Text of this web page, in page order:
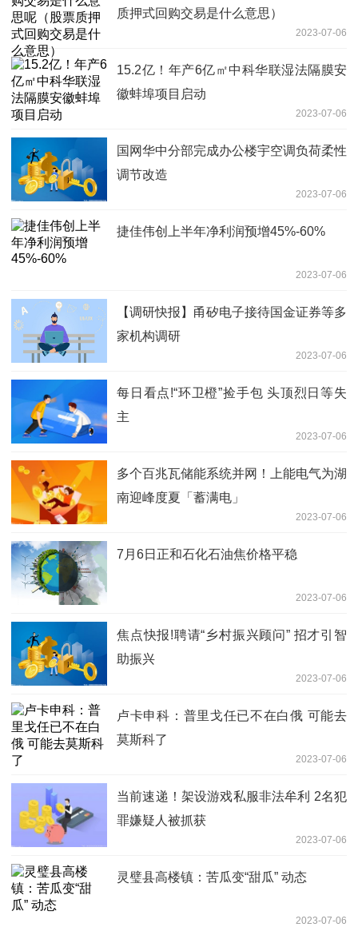
质押式回购交易是什么意思）
2023-07-06
15.2亿！年产6亿㎡中科华联湿法隔膜安
徽蚌埠项目启动
2023-07-06
国网华中分部完成办公楼宇空调负荷柔性
调节改造
2023-07-06
捷佳伟创上半年净利润预增45%-60%
2023-07-06
【调研快报】甬矽电子接待国金证券等多
家机构调研
2023-07-06
每日看点!“环卫橙”捡手包 头顶烈日等失
主
2023-07-06
多个百兆瓦储能系统并网！上能电气为湖
南迎峰度夏「蓄满电」
2023-07-06
7月6日正和石化石油焦价格平稳
2023-07-06
焦点快报!聘请“乡村振兴顾问” 招才引智
助振兴
2023-07-06
卢卡申科：普里戈任已不在白俄 可能去
莫斯科了
2023-07-06
当前速递！架设游戏私服非法牟利 2名犯
罪嫌疑人被抓获
2023-07-06
灵璧县高楼镇：苦瓜变“甜瓜” 动态
2023-07-06